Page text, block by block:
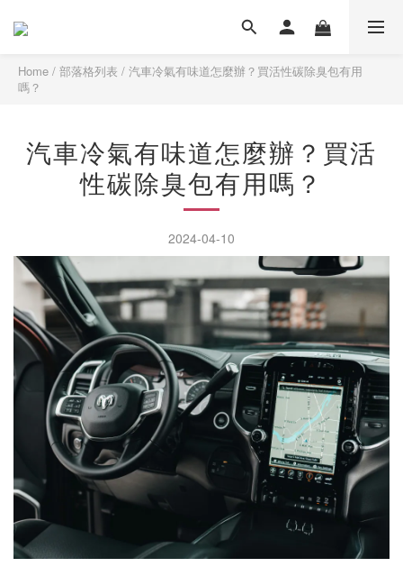
Home / 部落格列表 / 汽車冷氣有味道怎麼辦？買活性碳除臭包有用
嗎？
汽車冷氣有味道怎麼辦？買活
性碳除臭包有用嗎？
2024-04-10